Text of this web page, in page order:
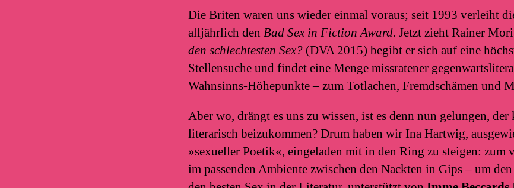
Die Briten waren uns wieder einmal voraus; seit 1993 verleiht
alljährlich den Bad Sex in Fiction Award. Jetzt zieht Rainer
den schlechtesten Sex? (DVA 2015) begibt er sich auf eine
Stellensuche und findet eine Menge missratener
Wahnsinns-Höhepunkte – zum Totlachen, Fremdschämen und
Aber wo, drängt es uns zu wissen, ist es denn nun gelungen,
literarisch beizukommen? Drum haben wir Ina Hartwig,
»sexueller Poetik«, eingeladen mit in den Ring zu steigen: zum
im passenden Ambiente zwischen den Nackten in Gips – um